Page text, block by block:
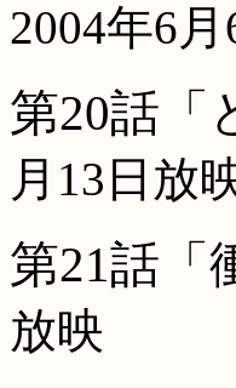
2004年6
第20話「
月13日放
第21話「
放映